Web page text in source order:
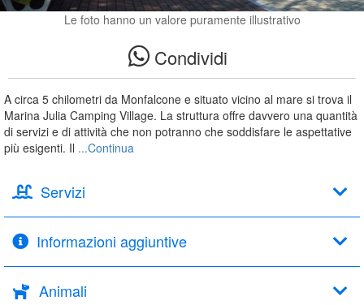
Le foto hanno un valore puramente illustrativo
Condividi
A circa 5 chilometri da Monfalcone e situato vicino al mare si trova il
Marina Julia Camping Village. La struttura offre davvero una quantità
di servizi e di attività che non potranno che soddisfare le aspettative
più esigenti. Il ...Continua
Servizi
Informazioni aggiuntive
Animali